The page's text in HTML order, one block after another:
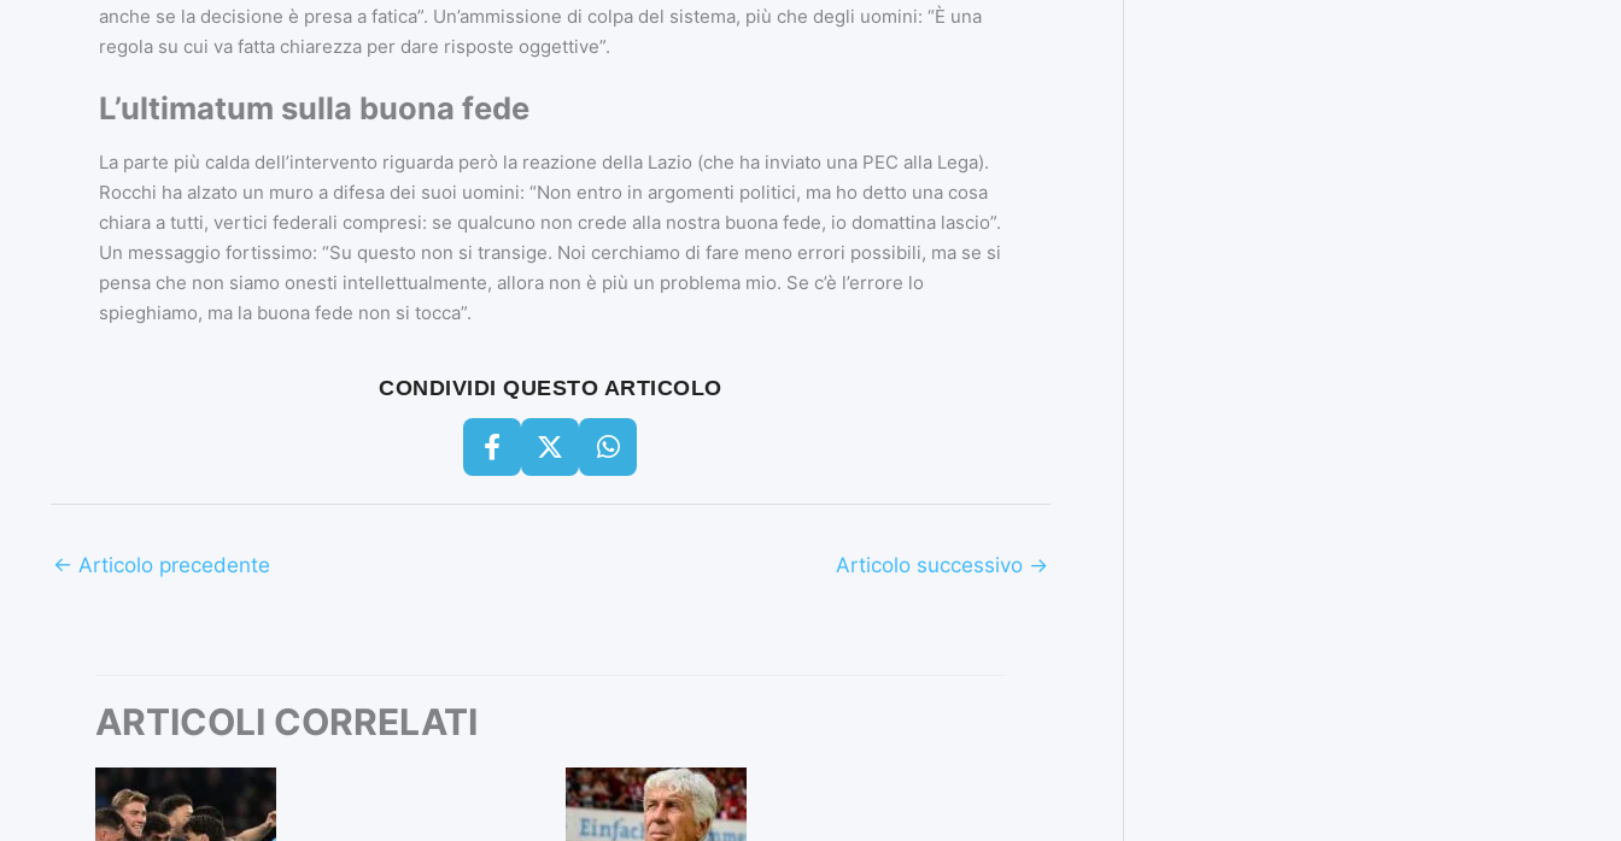
anche se la decisione è presa a fatica”. Un’ammissione di colpa del sistema, più che degli uomini: “È una
regola su cui va fatta chiarezza per dare risposte oggettive”.
L’ultimatum sulla buona fede
La parte più calda dell’intervento riguarda però la reazione della Lazio (che ha inviato una PEC alla Lega).
Rocchi ha alzato un muro a difesa dei suoi uomini: “Non entro in argomenti politici, ma ho detto una cosa
chiara a tutti, vertici federali compresi: se qualcuno non crede alla nostra buona fede, io domattina lascio”.
Un messaggio fortissimo: “Su questo non si transige. Noi cerchiamo di fare meno errori possibili, ma se si
pensa che non siamo onesti intellettualmente, allora non è più un problema mio. Se c’è l’errore lo
spieghiamo, ma la buona fede non si tocca”.
CONDIVIDI QUESTO ARTICOLO
← Articolo precedente Articolo successivo →
ARTICOLI CORRELATI